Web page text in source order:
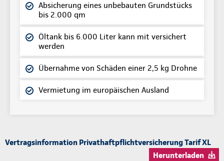
Absicherung eines unbebauten Grundstücks
bis 2.000 qm
Öltank bis 6.000 Liter kann mit versichert
werden
Übernahme von Schäden einer 2,5 kg Drohne
Vermietung im europäischen Ausland
Vertragsinformation Privathaftpflichtversicherung Tarif XL
Herunterladen